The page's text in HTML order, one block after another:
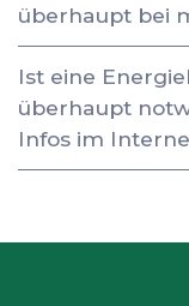
überhaupt bei
Ist eine
überhaupt
Infos im